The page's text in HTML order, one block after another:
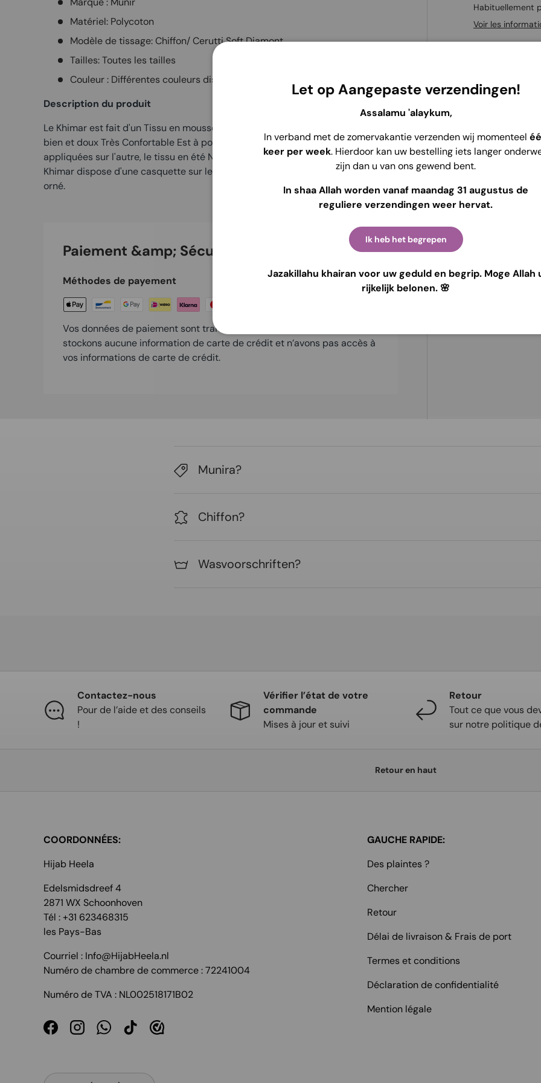
Habituellement
Voir les
Matériel: Polycoton
Modèle de tissage:Chiffon/Cerutti Soft Diamont
Tailles: Toutes les tailles
Couleur : Différentes couleurs disponibles
Description du produit
Le Khimar est fait d'unTissu en mousseline de soie de haute qualité
bien et douxTrès Confortable Est à porter. Parce que deux couches sont
appliquées sur l'autre, le tissu en été Nice et cool
Et tenir la chaleur en hiver. Ce
Khimar dispose d'une casquette sur le devant et est embelli avec un bord plissé
orné.
Paiement &amp; Sécurité
Méthodes de payement
Vos données de paiement sont traitées en toute sécurité. Nous ne
stockons aucune information de carte de crédit et n’avons pas accès à
vos informations de carte de crédit.
Munira?
Chiffon?
Wasvoorschriften?
Let op Aangepaste verzendingen!
Assalamu 'alaykum,
In verband met de zomervakantie verzenden wij momenteel
keer per week. Hierdoor kan uw bestelling iets langer
zijn dan u van ons gewend bent.
In shaa Allah worden vanaf maandag 31 augustus de
reguliere verzendingen weer hervat.
Ik heb het begrepen
Jazakillahu khairan voor uw geduld en begrip. Moge Allah
rijkelijk belonen. 🌸
Contactez-nous
Pour de l’aide et des conseils
!
Vérifier l’état de votre
commande
Mises à jour et suivi
Retour
Tout ce que vous
sur notre politique
Retour en haut
COORDONNÉES:
Hijab Heela
Edelsmidsdreef 4
2871 WX Schoonhoven
Tél : +31 623468315
les Pays-Bas
Courriel : Info@HijabHeela.nl
Numéro de chambre de commerce : 72241004
Numéro de TVA : NL002518171B02
FacebookInstagramWhatsApp
TikTok
GAUCHE RAPIDE:
Des plaintes ?
Chercher
Retour
Délai de livraison & Frais de port
Termes et conditions
Déclaration de confidentialité
Mention légale
Pays